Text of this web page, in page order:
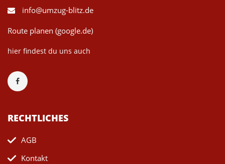
info@umzug-blitz.de
Route planen (google.de)
hier findest du uns auch
RECHTLICHES
AGB
Kontakt